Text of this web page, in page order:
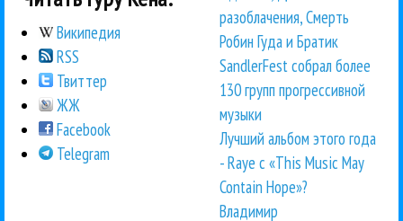
Википедия
RSS
Твиттер
ЖЖ
Facebook
Telegram
разоблачения, Смерть
Робин Гуда и Братик
SandlerFest собрал более
130 групп прогрессивной
музыки
Лучший альбом этого года
- Raye с «This Music May
Contain Hope»?
Владимир